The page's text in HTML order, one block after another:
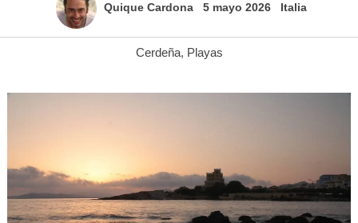
Quique Cardona 5 mayo 2026 Italia
Cerdeña, Playas